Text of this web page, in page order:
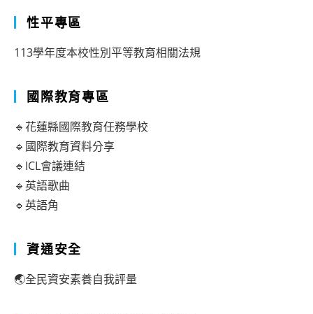
性平專區
113學年度本校性別平等教育相關法規
國際教育專區
🔹花蓮縣國際教育任務學校
🔹國際教育資料分享
🔹ICL會議連結
🔹英語歌曲
🔹英語角
資通安全
🌏全民資安素養自我評量